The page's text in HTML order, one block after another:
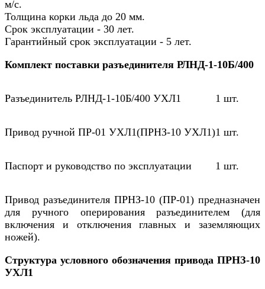
м/с.
Толщина корки льда до 20 мм.
Срок эксплуатации - 30 лет.
Гарантийный срок эксплуатации - 5 лет.
Комплект поставки разъединителя РЛНД-1-10Б/400
Разъединитель РЛНД-1-10Б/400 УХЛ1 1 шт.
Привод ручной ПР-01 УХЛ1(ПРНЗ-10 УХЛ1)1 шт.
Паспорт и руководство по эксплуатации 1 шт.
Привод разъединителя ПРНЗ-10 (ПР-01) предназначен
для ручного оперирования разъединителем (для
включения и отключения главных и заземляющих
ножей).
Структура условного обозначения привода ПРНЗ-10
УХЛ1